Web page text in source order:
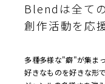
Blendは全て
創作活動を応
多種多様な"癖"が集ま
好きなものを好きな形